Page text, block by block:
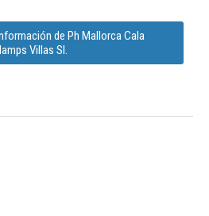
de Ph Mallorca Cala
Villas Sl.